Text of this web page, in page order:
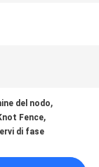
del nodo,
Fence,
di fase